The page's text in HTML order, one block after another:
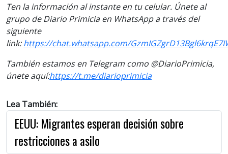
Ten la información al instante en tu celular. Únete al
grupo de Diario Primicia en WhatsApp a través del
siguiente
link: https://chat.whatsapp.com/
También estamos en Telegram como @DiarioPrimicia,
únete aquí:https://t.me/diarioprimicia
Lea También:
EEUU: Migrantes esperan decisión sobre
restricciones a asilo